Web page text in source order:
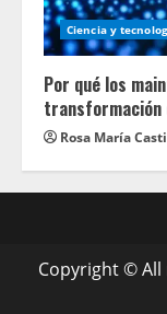
Ciencia y
Por qué los
transformación
Rosa María
Copyright ©